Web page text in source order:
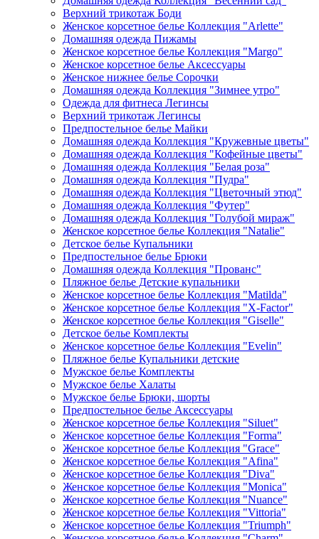
Верхний трикотаж Боди
Женское корсетное белье Коллекция "Arlette"
Домашняя одежда Пижамы
Женское корсетное белье Коллекция "Margo"
Женское корсетное белье Аксессуары
Женское нижнее белье Сорочки
Домашняя одежда Коллекция "Зимнее утро"
Одежда для фитнеса Легинсы
Верхний трикотаж Легинсы
Предпостельное белье Майки
Домашняя одежда Коллекция "Кружевные цветы"
Домашняя одежда Коллекция "Кофейные цветы"
Домашняя одежда Коллекция "Белая роза"
Домашняя одежда Коллекция "Пудра"
Домашняя одежда Коллекция "Цветочный этюд"
Домашняя одежда Коллекция "Футер"
Домашняя одежда Коллекция "Голубой мираж"
Женское корсетное белье Коллекция "Natalie"
Детское белье Купальники
Предпостельное белье Брюки
Домашняя одежда Коллекция "Прованс"
Пляжное белье Детские купальники
Женское корсетное белье Коллекция "Matilda"
Женское корсетное белье Коллекция "X-Factor"
Женское корсетное белье Коллекция "Giselle"
Детское белье Комплекты
Женское корсетное белье Коллекция "Evelin"
Пляжное белье Купальники детские
Мужское белье Комплекты
Мужское белье Халаты
Мужское белье Брюки, шорты
Предпостельное белье Аксессуары
Женское корсетное белье Коллекция "Siluet"
Женское корсетное белье Коллекция "Forma"
Женское корсетное белье Коллекция "Grace"
Женское корсетное белье Коллекция "Afina"
Женское корсетное белье Коллекция "Diva"
Женское корсетное белье Коллекция "Monica"
Женское корсетное белье Коллекция "Nuance"
Женское корсетное белье Коллекция "Vittoria"
Женское корсетное белье Коллекция "Triumph"